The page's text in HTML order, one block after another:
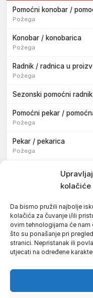
kolačiće
Da bismo pružili najbolje
kolačića za čuvanje i/ili
ovim tehnologijama će
što su ponašanje pri
stranici. Nepristanak ili
utjecati na određene
Pomoćni konobar /
Požega
Konobar / konobarica
Požega
Radnik / radnica u
Požega
Sezonski pomoćni
Pomoćni pekar /
Požega
Pekar / pekarica
Požega
Konobar / konobarica
Tokar / tokarica
Jakšić
Njegovatelj /
Resnik